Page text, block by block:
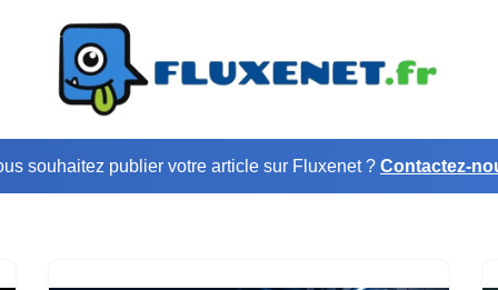
souhaitez publier votre article sur Fluxenet ? Contactez-